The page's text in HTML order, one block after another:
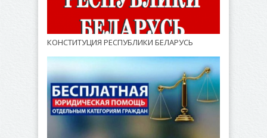
КОНСТИТУЦИЯ РЕСПУБЛИКИ БЕЛАРУСЬ